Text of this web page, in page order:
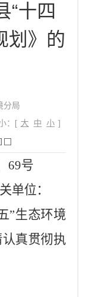
“十四
划》的
分局
：[ 大 中 小 ]
69号
单位：
”生态环境
真贯彻执